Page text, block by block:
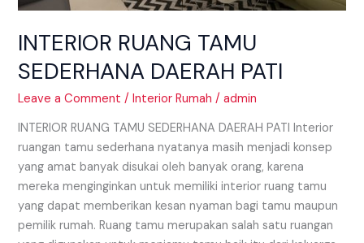
INTERIOR RUANG TAMU
SEDERHANA DAERAH PATI
Leave a Comment /Interior Rumah /admin
INTERIOR RUANG TAMU SEDERHANA DAERAH PATI Interior
ruangan tamu sederhana nyatanya masih menjadi konsep
yang amat banyak disukai oleh banyak orang, karena
mereka menginginkan untuk memiliki interior ruang tamu
yang dapat memberikan kesan nyaman bagi tamu maupun
pemilik rumah. Ruang tamu merupakan salah satu ruangan